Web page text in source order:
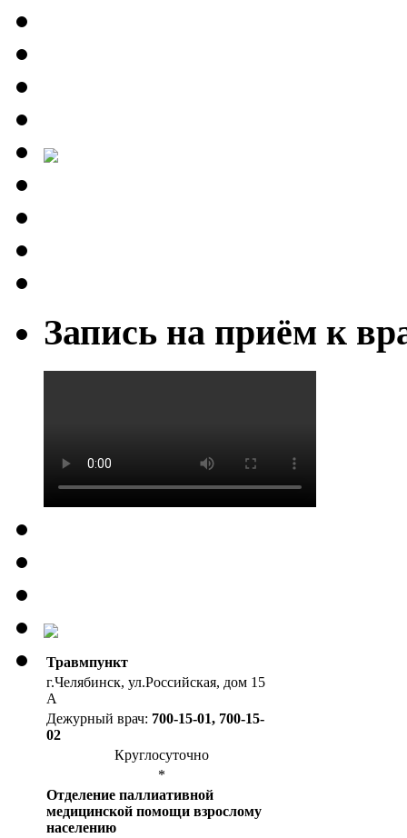
Запись на приём к
Травмпункт
г.Челябинск, ул.Российская, дом 15
А
Дежурный врач: 700-15-01, 700-15-
02
Круглосуточно
*
Отделение паллиативной
медицинской помощи взрослому
населению